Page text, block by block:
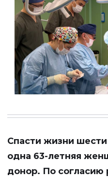
Спасти жизни
одна 63-летняя
донор. По согласию